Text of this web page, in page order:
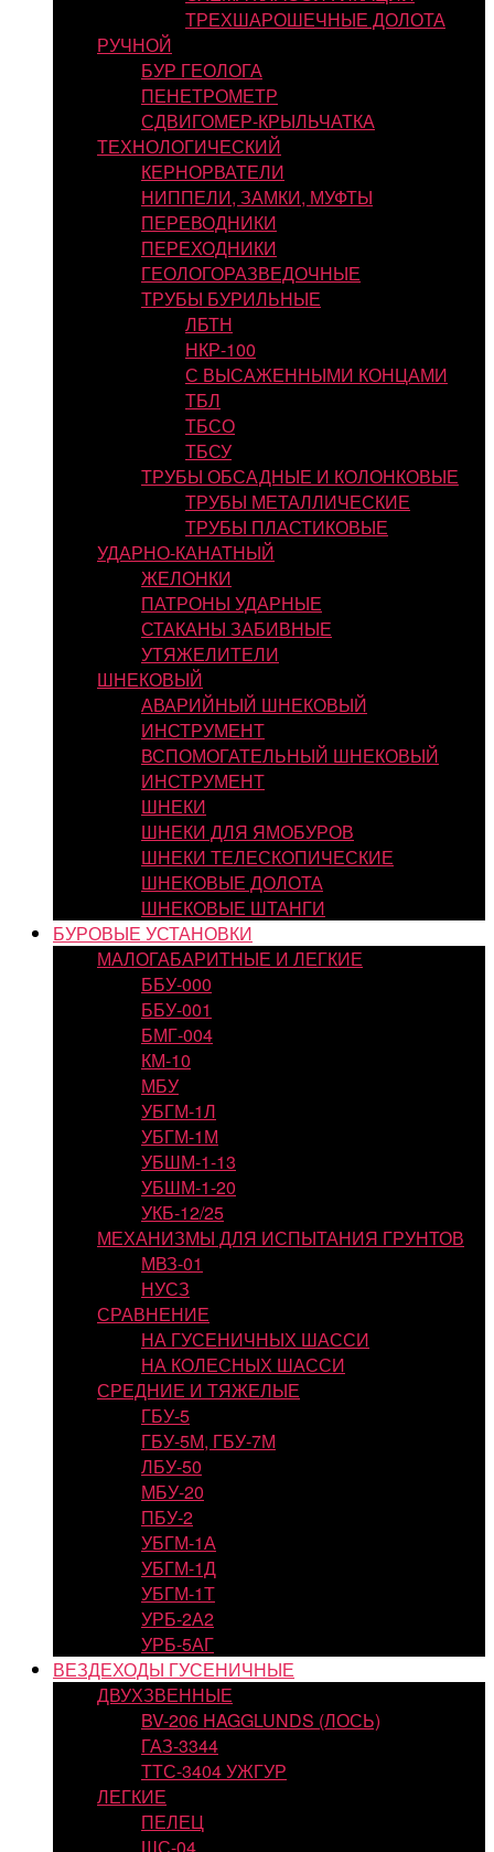
ТРЕХШАРОШЕЧНЫЕ ДОЛОТА
РУЧНОЙ
БУР ГЕОЛОГА
ПЕНЕТРОМЕТР
СДВИГОМЕР-КРЫЛЬЧАТКА
ТЕХНОЛОГИЧЕСКИЙ
КЕРНОРВАТЕЛИ
НИППЕЛИ, ЗАМКИ, МУФТЫ
ПЕРЕВОДНИКИ
ПЕРЕХОДНИКИ
ГЕОЛОГОРАЗВЕДОЧНЫЕ
ТРУБЫ БУРИЛЬНЫЕ
ЛБТН
НКР-100
С ВЫСАЖЕННЫМИ КОНЦАМИ
ТБЛ
ТБСО
ТБСУ
ТРУБЫ ОБСАДНЫЕ И КОЛОНКОВЫЕ
ТРУБЫ МЕТАЛЛИЧЕСКИЕ
ТРУБЫ ПЛАСТИКОВЫЕ
УДАРНО-КАНАТНЫЙ
ЖЕЛОНКИ
ПАТРОНЫ УДАРНЫЕ
СТАКАНЫ ЗАБИВНЫЕ
УТЯЖЕЛИТЕЛИ
ШНЕКОВЫЙ
АВАРИЙНЫЙ ШНЕКОВЫЙ
ИНСТРУМЕНТ
ВСПОМОГАТЕЛЬНЫЙ ШНЕКОВЫЙ
ИНСТРУМЕНТ
ШНЕКИ
ШНЕКИ ДЛЯ ЯМОБУРОВ
ШНЕКИ ТЕЛЕСКОПИЧЕСКИЕ
ШНЕКОВЫЕ ДОЛОТА
ШНЕКОВЫЕ ШТАНГИ
БУРОВЫЕ УСТАНОВКИ
МАЛОГАБАРИТНЫЕ И ЛЕГКИЕ
ББУ-000
ББУ-001
БМГ-004
КМ-10
МБУ
УБГМ-1Л
УБГМ-1М
УБШМ-1-13
УБШМ-1-20
УКБ-12/25
МЕХАНИЗМЫ ДЛЯ ИСПЫТАНИЯ ГРУНТОВ
МВЗ-01
НУСЗ
СРАВНЕНИЕ
НА ГУСЕНИЧНЫХ ШАССИ
НА КОЛЕСНЫХ ШАССИ
СРЕДНИЕ И ТЯЖЕЛЫЕ
ГБУ-5
ГБУ-5М, ГБУ-7М
ЛБУ-50
МБУ-20
ПБУ-2
УБГМ-1А
УБГМ-1Д
УБГМ-1Т
УРБ-2А2
УРБ-5АГ
ВЕЗДЕХОДЫ ГУСЕНИЧНЫЕ
ДВУХЗВЕННЫЕ
BV-206 HAGGLUNDS (ЛОСЬ)
ГАЗ-3344
ТТС-3404 УЖГУР
ЛЕГКИЕ
ПЕЛЕЦ